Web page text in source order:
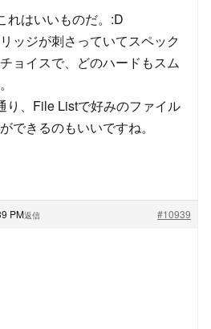
れはいいものだ。:D
ッジが刺さっていてスペック
ョイスで、どのハードもスム
り、File Listで好みのファイル
できるのもいいですね。
PM #10939
返信